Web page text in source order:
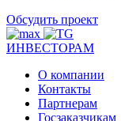
Обсудить проект
ИНВЕСТОРАМ
О компании
Контакты
Партнерам
Госзаказчикам